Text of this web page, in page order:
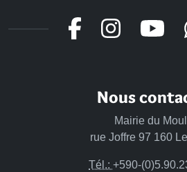
Nous
Mairie du
rue Joffre 97 160
Tél.: +590-